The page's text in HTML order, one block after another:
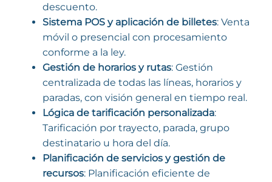
descuento.
Sistema POS y aplicación de billetes: Venta
móvil o presencial con procesamiento
conforme a la ley.
Gestión de horarios y rutas: Gestión
centralizada de todas las líneas, horarios y
paradas, con visión general en tiempo real.
Lógica de tarificación personalizada:
Tarificación por trayecto, parada, grupo
destinatario u hora del día.
Planificación de servicios y gestión de
recursos: Planificación eficiente de